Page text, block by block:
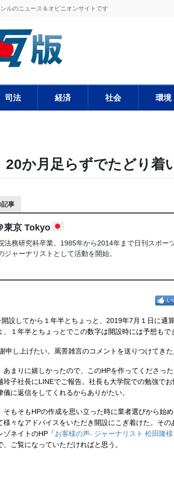
ルのニュース＆オピニオンサイトです
司法 経済 社会 環境
20か月足らずでたどり着
記事
京 Tokyo
法務研究科卒業。1985年から2014年まで日刊スポー
ジャーナリストとして活動を開始。
い
設してから１年半とちょっと、2019年7月１日に通算
、１年半とちょっとでこの数字は開設時には予想もで
し上げたい。罵詈雑言のコメントを送りつけてきた
あまりに嬉しかったので、このHPを作ってくださった
玲子社長にLINEでご報告。社長も大学院での勉強でお
儀に返信をしてくれるからありがたい。
そもそもHPの作成を思い立った時に業者選びから始
様々なアドバイスをいただき開設にこぎ着けた。その
ゾネイトのHP「お客様の声- ジャーナリスト 松田隆様
、ご覧になっていただければと思う。